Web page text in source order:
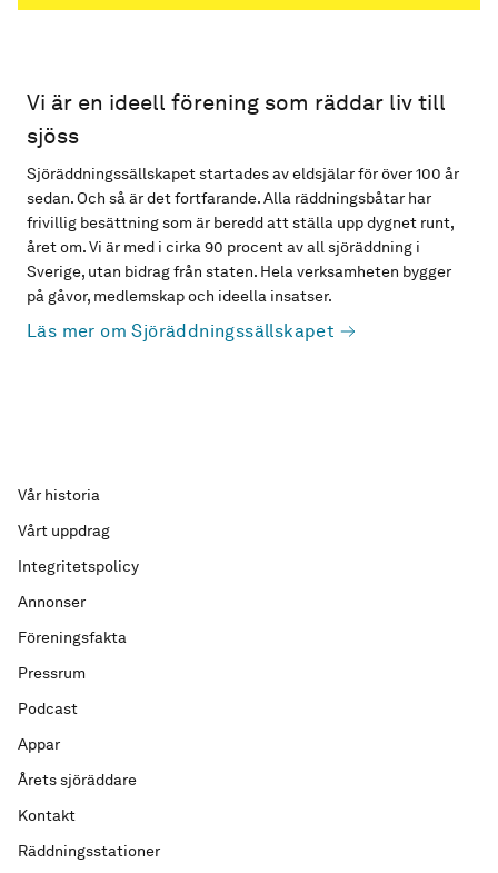
Vi är en ideell förening som räddar liv till
sjöss
Sjöräddningssällskapet startades av eldsjälar för över 100 år
sedan. Och så är det fortfarande. Alla räddningsbåtar har
frivillig besättning som är beredd att ställa upp dygnet runt,
året om. Vi är med i cirka 90 procent av all sjöräddning i
Sverige, utan bidrag från staten. Hela verksamheten bygger
på gåvor, medlemskap och ideella insatser.
Läs mer om Sjöräddningssällskapet
Vår historia
Vårt uppdrag
Integritetspolicy
Annonser
Föreningsfakta
Pressrum
Podcast
Appar
Årets sjöräddare
Kontakt
Räddningsstationer